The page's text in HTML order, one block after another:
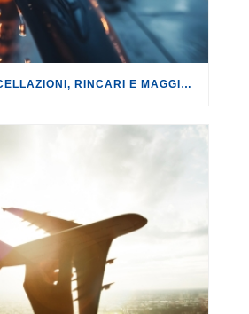
TURISMO: CANCELLAZIONI, RINCARI E MAGGIORAZIONI DI VOLI E PRENOTAZIONI.